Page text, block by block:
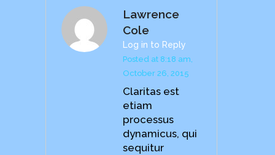
Lawrence
Cole
Log in to Reply
Posted at 8:18 am,
October 26, 2015
Claritas est
etiam
processus
dynamicus, qui
sequitur